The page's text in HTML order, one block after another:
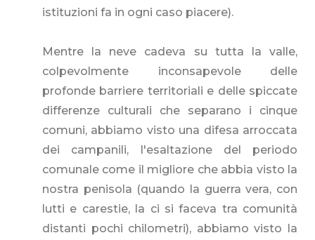
istituzioni fa in ogni caso piacere).
Mentre la neve cadeva su tutta la valle,
colpevolmente inconsapevole delle
profonde barriere territoriali e delle spiccate
differenze culturali che separano i cinque
comuni, abbiamo visto una difesa arroccata
dei campanili, l'esaltazione del periodo
comunale come il migliore che abbia visto la
nostra penisola (quando la guerra vera, con
lutti e carestie, la ci si faceva tra comunità
distanti pochi chilometri), abbiamo visto la